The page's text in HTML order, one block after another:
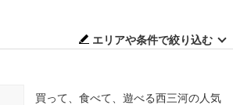
エリアや条件で絞り込む
買って、食べて、遊べる西三河の人気